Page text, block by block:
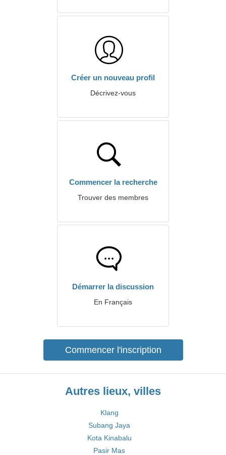
Créer un nouveau profil
Décrivez-vous
Commencer la recherche
Trouver des membres
Démarrer la discussion
En Français
Commencer l'inscription
Autres lieux, villes
Klang
Subang Jaya
Kota Kinabalu
Pasir Mas